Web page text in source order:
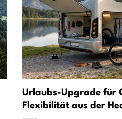
Urlaubs-Upgrade für
Flexibilität aus der